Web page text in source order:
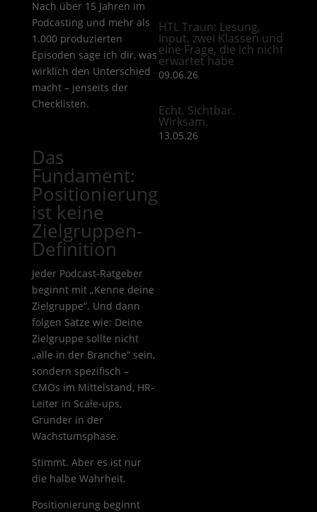
Nach über 15 Jahren im
Podcasting und mehr als
1.000 produzierten
Episoden sage ich dir, was
wirklich den Unterschied
macht – jenseits der
Checklisten.
Das
Fundament:
Positionierung
ist keine
Zielgruppen-
Definition
Jeder Podcast-Ratgeber
beginnt mit „Kenne deine
Zielgruppe“. Und dann
folgen Sätze wie: Deine
Zielgruppe sollte nicht
„alle in der Branche“ sein,
sondern spezifisch –
CMOs im Mittelstand, HR-
Leiter in Scale-ups,
Gründer in der
Wachstumsphase.
Stimmt. Aber es ist nur
die halbe Wahrheit.
Positionierung beginnt
HTL Traun: Lesung,
Input, zwei Klassen und
eine Frage, die ich nicht
erwartet habe
09.06.26
Echt. Sichtbar.
Wirksam.
13.05.26